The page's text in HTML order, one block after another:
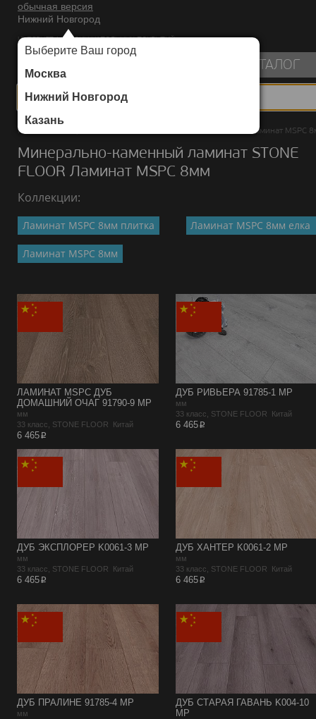
обычная версия
Нижний Новгород
Выберите Ваш город
Москва
Нижний Новгород
Казань
ИНТЕРНЕТ-МАГАЗИН НАПОЛЬНЫХ ПОКРЫТИЙ
КАТАЛОГ
Каталог Ламинат MSPC
Минерально-каменный ламинат STONE
FLOOR Ламинат MSPC 8мм
Коллекции:
Ламинат MSPC 8мм плитка Ламинат MSPC 8мм елка
Ламинат MSPC 8мм
ЛАМИНАТ MSPC ДУБ
ДОМАШНИЙ ОЧАГ 91790-9 MP
мм
33 класс, STONE FLOOR Китай
6 465p
ДУБ РИВЬЕРА 91785-1 MP
мм
33 класс, STONE FLOOR Китай
6 465p
ДУБ ЭКСПЛОРЕР K0061-3 MP
мм
33 класс, STONE FLOOR Китай
6 465p
ДУБ ХАНТЕР K0061-2 MP
мм
33 класс, STONE FLOOR Китай
6 465p
ДУБ ПРАЛИНЕ 91785-4 MP
мм
ДУБ СТАРАЯ ГАВАНЬ K004-10
MP